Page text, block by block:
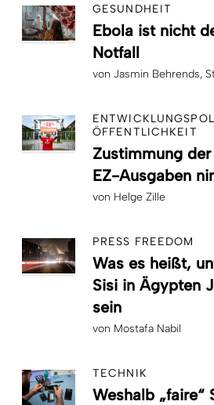
GESUNDHEIT
Ebola ist nicht
Notfall
von Jasmin Behrends
ÖFFENTLICHKEIT
Zustimmung
EZ-Ausgaben
von Helge Zille
PRESS FREEDOM
Was es heißt,
Sisi in Ägypten
sein
von Mostafa Nabil
TECHNIK
Weshalb „faire“